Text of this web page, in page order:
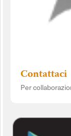
Contattaci
Per